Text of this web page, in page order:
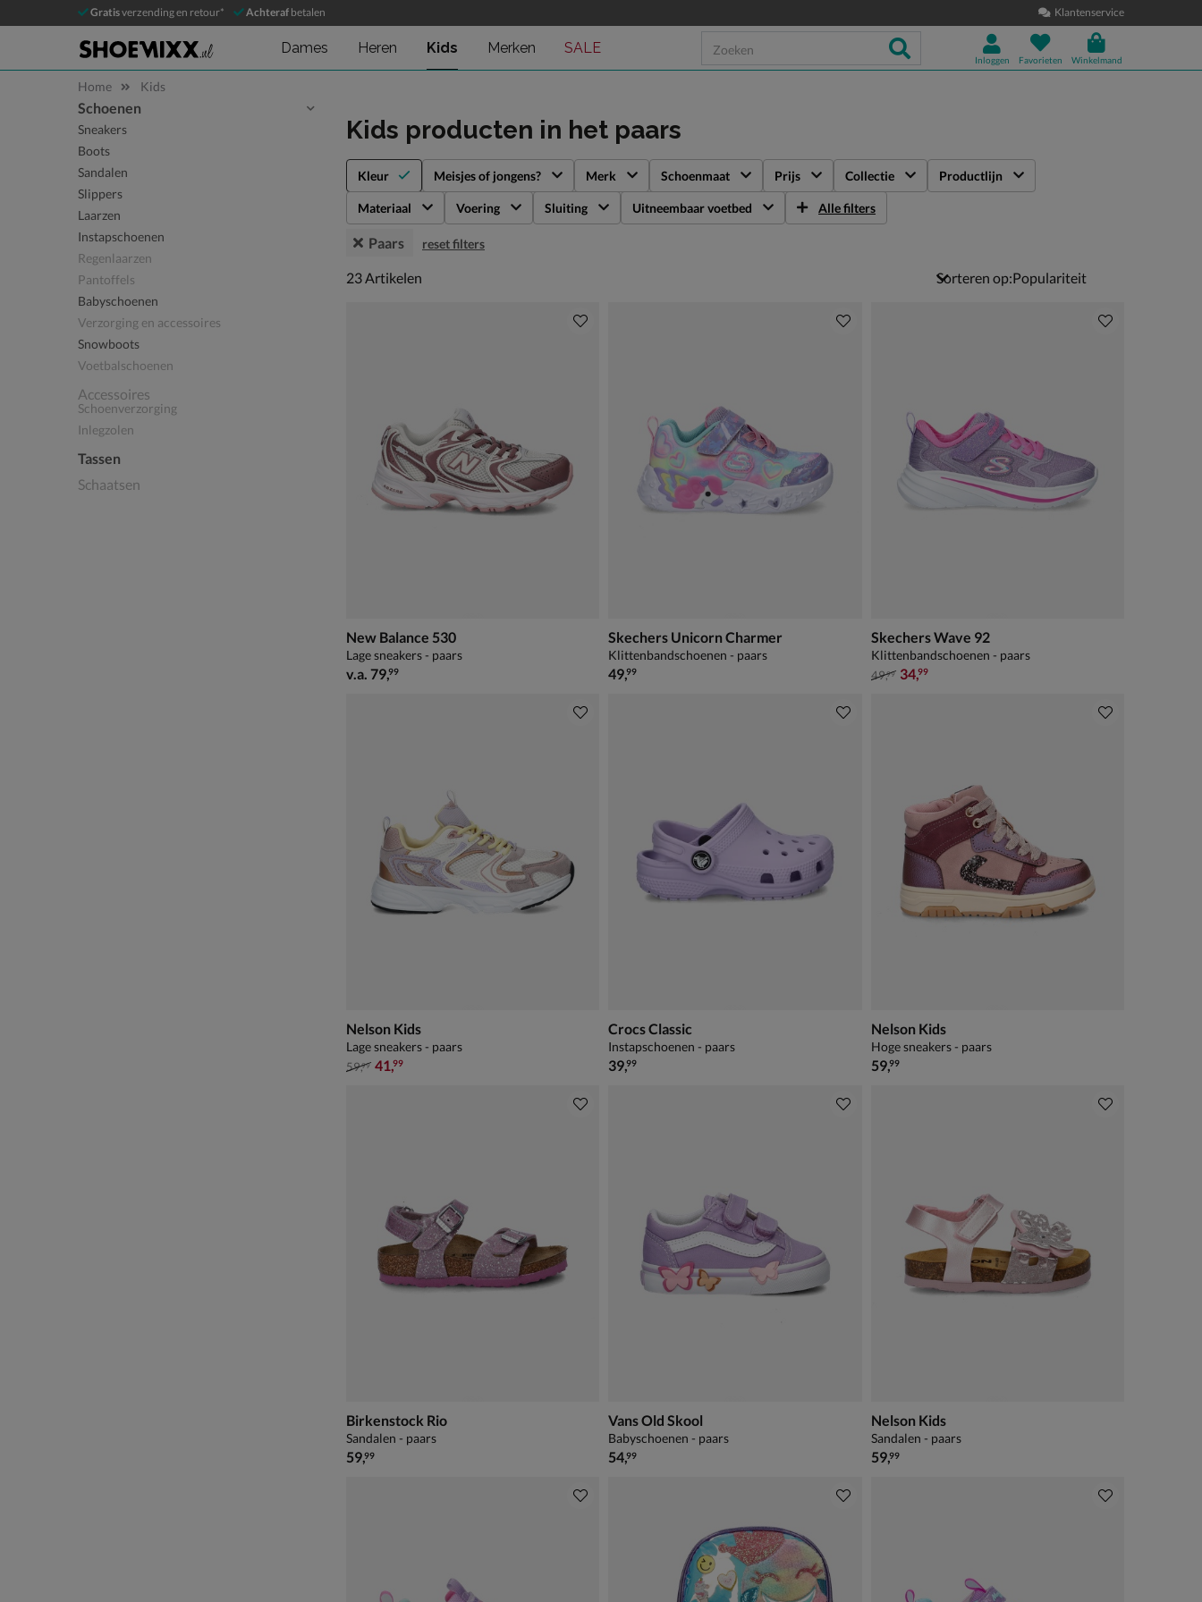
Gratisverzending en retour* Achteraf betalen Klantenservice
Dames Heren Kids Merken SALE
Inloggen Favorieten Winkelmand
Home Kids
Sla categorieën over
Schoenen
Sneakers
Boots
Sandalen
Slippers
Laarzen
Instapschoenen
Regenlaarzen
Pantoffels
Babyschoenen
Verzorging en accessoires
Snowboots
Voetbalschoenen
Accessoires
Schoenverzorging
Inlegzolen
Tassen
Schaatsen
Kids producten in het paars
Kleur Meisjes of jongens? Merk Schoenmaat Prijs Collectie Productlijn
Materiaal Voering Sluiting Uitneembaar voetbed Alle filters
Paars reset filters
23 artikelen
23Artikelen Sorteren op:
New Balance 530
Lage sneakers - paars
vanaf € 79,99
v.a. 79,99
Skechers Unicorn Charmer
Klittenbandschoenen - paars
€ 49,99
49,99
Skechers Wave 92
Klittenbandschoenen - paars
van € 49,99 voor € 34,99
49,99 34,99
Nelson Kids
Lage sneakers - paars
van € 59,99 voor € 41,99
59,99 41,99
Crocs Classic
Instapschoenen - paars
€ 39,99
39,99
Nelson Kids
Hoge sneakers - paars
€ 59,99
59,99
Birkenstock Rio
Sandalen - paars
€ 59,99
59,99
Vans Old Skool
Babyschoenen - paars
€ 54,99
54,99
Nelson Kids
Sandalen - paars
€ 59,99
59,99